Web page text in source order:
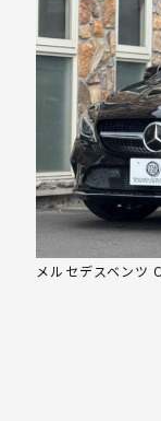
メルセデスベンツ